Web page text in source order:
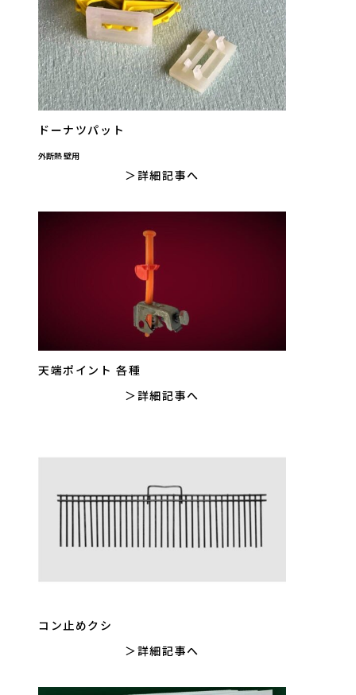
ドーナツパット
外断熱 壁用
詳細記事へ
天端ポイント 各種
詳細記事へ
コン止めクシ
詳細記事へ